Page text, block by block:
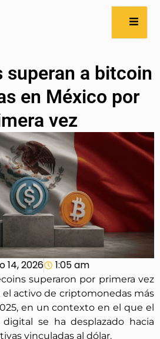
superan a bitcoin
en México por
vez
14, 2026 1:05 am
superaron por primera vez
el activo de criptomonedas más
en un contexto en el que el
se ha desplazado hacia
vinculadas al dólar.